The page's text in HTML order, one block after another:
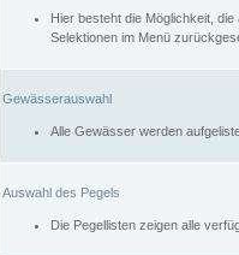
Hier besteht die Möglichkeit,
Selektionen im Menü
Gewässerauswahl
Alle Gewässer werden
Auswahl des Pegels
Die Pegellisten zeigen alle